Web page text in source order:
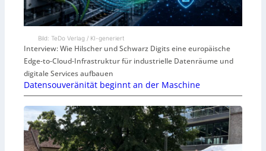
Bild: TeDo Verlag / KI-generiert
Interview: Wie Hilscher und Schwarz Digits eine europäische
Edge-to-Cloud-Infrastruktur für industrielle Datenräume und
digitale Services aufbauen
Datensouveränität beginnt an der Maschine